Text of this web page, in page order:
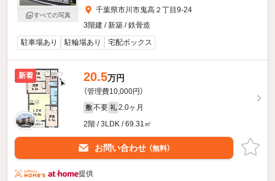
すべての写真
千葉県市川市鬼高２丁目9-24
3階建 / 新築 / 鉄骨造
駐車場あり
駐輪場あり 宅配ボックス
新着 20.5万円
（管理費10,000円）
敷 不要 礼 2.0ヶ月
2階 / 3LDK / 69.31㎡
お問い合わせ （無料）
提供